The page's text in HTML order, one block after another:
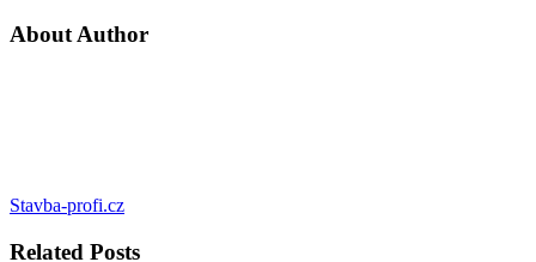
About Author
Stavba-profi.cz
Related Posts